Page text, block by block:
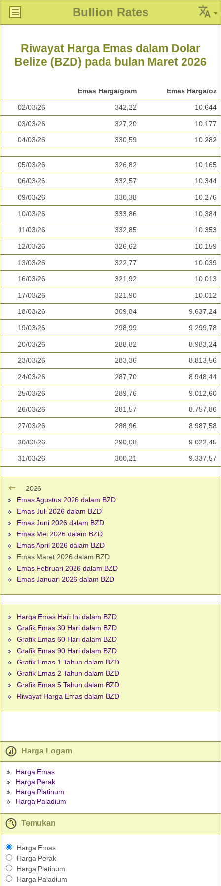
Bullion Rates
Riwayat Harga Emas dalam Dolar
Belize (BZD) pada bulan Maret 2026
Emas Harga/gram Emas Harga/oz
02/03/26 342,22 10.644
03/03/26 327,20 10.177
04/03/26 330,59 10.282
05/03/26 326,82 10.165
06/03/26 332,57 10.344
09/03/26 330,38 10.276
10/03/26 333,86 10.384
11/03/26 332,85 10.353
12/03/26 326,62 10.159
13/03/26 322,77 10.039
16/03/26 321,92 10.013
17/03/26 321,90 10.012
18/03/26 309,84 9.637,24
19/03/26 298,99 9.299,78
20/03/26 288,82 8.983,24
23/03/26 283,36 8.813,56
24/03/26 287,70 8.948,44
25/03/26 289,76 9.012,60
26/03/26 281,57 8.757,86
27/03/26 288,96 8.987,58
30/03/26 290,08 9.022,45
31/03/26 300,21 9.337,57
2026
Emas Agustus 2026 dalam BZD
Emas Juli 2026 dalam BZD
Emas Juni 2026 dalam BZD
Emas Mei 2026 dalam BZD
Emas April 2026 dalam BZD
Emas Maret 2026 dalam BZD
Emas Februari 2026 dalam BZD
Emas Januari 2026 dalam BZD
Harga Emas Hari Ini dalam BZD
Grafik Emas 30 Hari dalam BZD
Grafik Emas 60 Hari dalam BZD
Grafik Emas 90 Hari dalam BZD
Grafik Emas 1 Tahun dalam BZD
Grafik Emas 2 Tahun dalam BZD
Grafik Emas 5 Tahun dalam BZD
Riwayat Harga Emas dalam BZD
Harga Logam
Harga Emas
Harga Perak
Harga Platinum
Harga Paladium
Temukan
Harga Emas
Harga Perak
Harga Platinum
Harga Paladium